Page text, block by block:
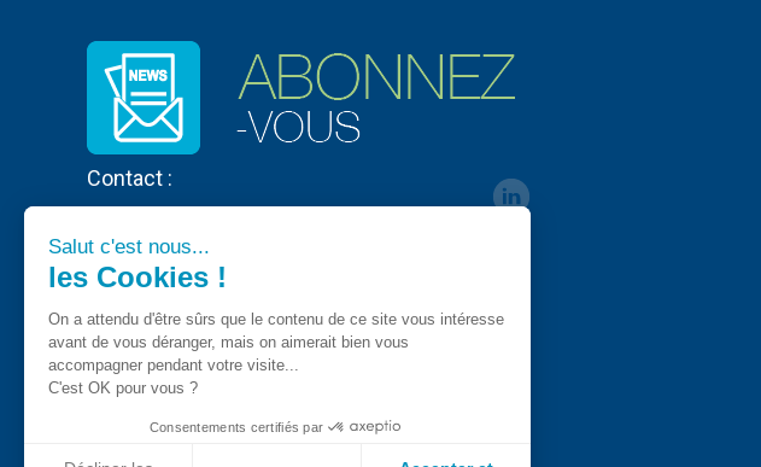
Contact :
Salut c'est nous...
les Cookies !
On a attendu d'être sûrs que le contenu de ce site vous intéresse
avant de vous déranger, mais on aimerait bien vous
accompagner pendant votre visite...
C'est OK pour vous ?
Consentements certifiés par